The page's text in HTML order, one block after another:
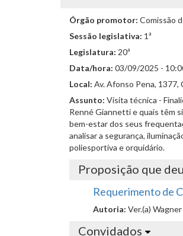
Órgão promotor: Comissão
Sessão legislativa: 1ª
Legislatura: 20ª
Data/hora: 03/09/2025 -
Local: Av. Afonso Pena, 1377,
Assunto: Visita técnica -
Renné Giannetti e quais têm
bem-estar dos seus
analisar a segurança,
poliesportiva e orquidário.
Proposição que
Requerimento de
Autoria: Ver.(a)
Convidados